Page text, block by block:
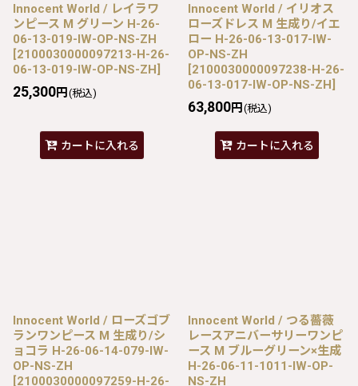
Innocent World / レイラワ
ンピース M グリーン H-26-
06-13-019-IW-OP-NS-ZH
[2100030000097213-H-26-
06-13-019-IW-OP-NS-ZH]
25,300円 (税込)
カートに入れる
Innocent World / イリオス
ローズドレス M 生成り/イエ
ロー H-26-06-13-017-IW-
OP-NS-ZH
[2100030000097238-H-26-
06-13-017-IW-OP-NS-ZH]
63,800円 (税込)
カートに入れる
Innocent World / ローズゴブ
ランワンピース M 生成り/シ
ョコラ H-26-06-14-079-IW-
OP-NS-ZH
[2100030000097259-H-26-
Innocent World / つる薔薇
レースアニバーサリーワンピ
ース M ブルーグリーン×生成
H-26-06-11-1011-IW-OP-
NS-ZH